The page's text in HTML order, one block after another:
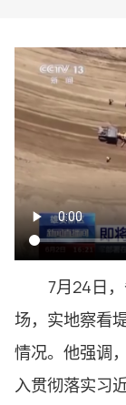
7月24日
场，实地察看
情况。他强调
入贯彻落实习